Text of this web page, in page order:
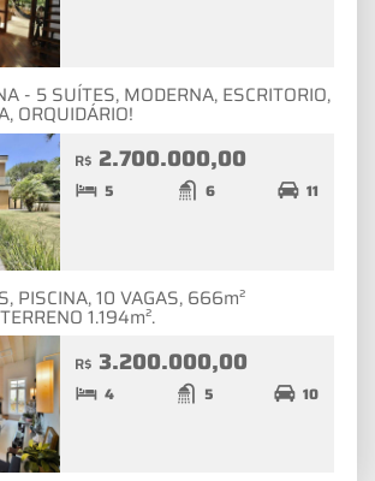
- 5 SUÍTES, MODERNA, ESCRITORIO,
ORQUIDÁRIO!
R$ 2.700.000,00
5 6 11
PISCINA, 10 VAGAS, 666m²
1.194m².
R$ 3.200.000,00
4 5 10